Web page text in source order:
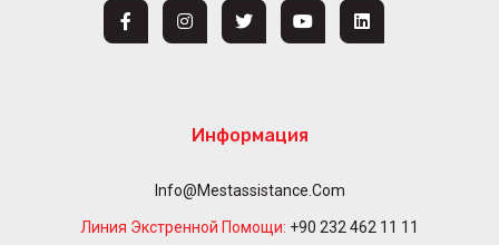
Информация
Info@mestassistance.com
Линия Экстренной Помощи: +90 232 462 11 11